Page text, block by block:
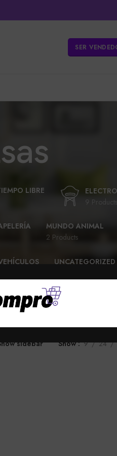
SER
LIBRE
9 Products
MUNDO ANIMAL
2 Products
UNCATEGORIZED
sidebar Show 9 24